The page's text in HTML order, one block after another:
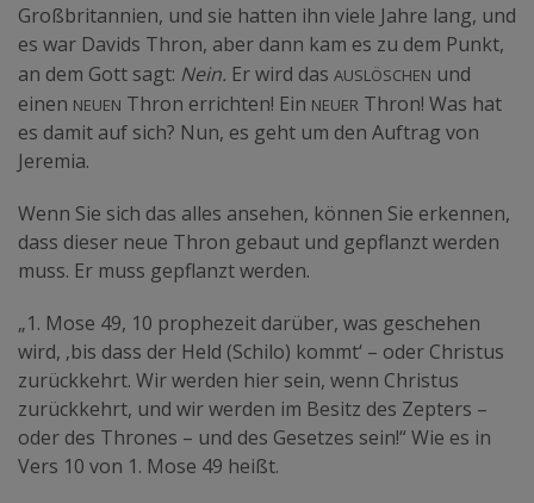
Großbritannien, und sie hatten ihn viele Jahre lang, und
es war Davids Thron, aber dann kam es zu dem Punkt,
an dem Gott sagt: Nein. Er wird das auslöschen und
einen neuen Thron errichten! Ein neuer Thron! Was hat
es damit auf sich? Nun, es geht um den Auftrag von
Jeremia.
Wenn Sie sich das alles ansehen, können Sie erkennen,
dass dieser neue Thron gebaut und gepflanzt werden
muss. Er muss gepflanzt werden.
„1. Mose 49, 10 prophezeit darüber, was geschehen
wird, ‚bis dass der Held (Schilo) kommt‘ – oder Christus
zurückkehrt. Wir werden hier sein, wenn Christus
zurückkehrt, und wir werden im Besitz des Zepters –
oder des Thrones – und des Gesetzes sein!“ Wie es in
Vers 10 von 1. Mose 49 heißt.